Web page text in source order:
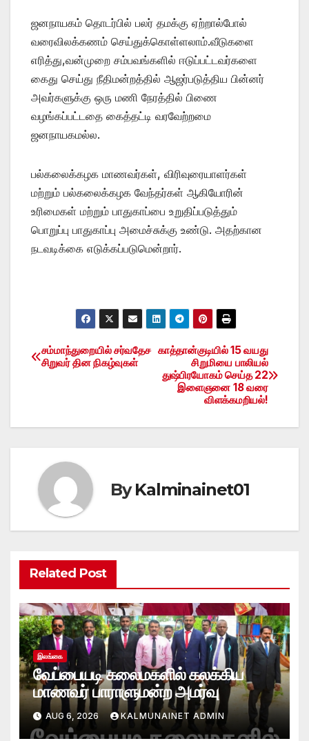
ஜனநாயகம் தொடர்பில் பலர் தமக்கு ஏற்றால்போல்
வரைவிலக்கணம் செய்துக்கொள்ளலாம்.வீடுகளை
எரித்து,வன்முறை சம்பவங்களில் ஈடுப்பட்டவர்களை
கைது செய்து நீதிமன்றத்தில் ஆஜர்படுத்திய பின்னர்
அவர்களுக்கு ஒரு மணி நேரத்தில் பிணை
வழங்கப்பட்டதை கைத்தட்டி வரவேற்றமை
ஜனநாயகமல்ல.
பல்கலைக்கழக மாணவர்கள், விரிவுரையாளர்கள்
மற்றும் பல்கலைக்கழக வேந்தர்கள் ஆகியோரின்
உரிமைகள் மற்றும் பாதுகாப்பை உறுதிப்படுத்தும்
பொறுப்பு பாதுகாப்பு அமைச்சுக்கு உண்டு. அதற்கான
நடவடிக்கை எடுக்கப்படுமென்றார்.
Post
காத்தான்குடியில் 15 வயது
சிறுமியை பாலியல்
துஷ்பிரயோகம் செய்த 22
இளைஞனை 18 வரை
விளக்கமறியல்!
சம்மாந்துறையில் சர்வதேச
சிறுவர் தின நிகழ்வுகள்
ByKalminainet01
Related Post
இலங்கை
வேப்பையடி கலைமகளில் கலக்கிய
மாணவர் பாராளுமன்ற அமர்வு
AUG 6, 2026 KALMUNAINET ADMIN